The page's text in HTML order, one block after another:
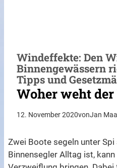
Windeffekte: Den
Binnengewässern
Tipps und
Woher weht
12. November 2020vonJan
Zwei Boote segeln unter
Binnensegler Alltag ist,